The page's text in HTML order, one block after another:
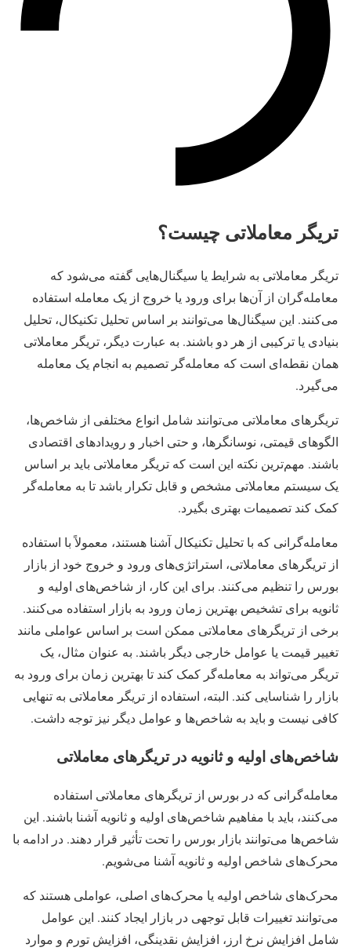
تریگر معاملاتی چیست؟
تریگر معاملاتی به شرایط یا سیگنال‌هایی گفته می‌شود که
معامله‌گران از آن‌ها برای ورود یا خروج از یک معامله استفاده
می‌کنند. این سیگنال‌ها می‌توانند بر اساس تحلیل تکنیکال، تحلیل
بنیادی یا ترکیبی از هر دو باشند. به عبارت دیگر، تریگر معاملاتی
همان نقطه‌ای است که معامله‌گر تصمیم به انجام یک معامله
می‌گیرد.
تریگرهای معاملاتی می‌توانند شامل انواع مختلفی از شاخص‌ها،
الگوهای قیمتی، نوسانگرها، و حتی اخبار و رویدادهای اقتصادی
باشند. مهم‌ترین نکته این است که تریگر معاملاتی باید بر اساس
یک سیستم معاملاتی مشخص و قابل تکرار باشد تا به معامله‌گر
کمک کند تصمیمات بهتری بگیرد.
معامله‌گرانی که با تحلیل تکنیکال آشنا هستند، معمولاً با استفاده
از تریگرهای معاملاتی، استراتژی‌های ورود و خروج خود از بازار
بورس را تنظیم می‌کنند. برای این کار، از شاخص‌های اولیه و
ثانویه برای تشخیص بهترین زمان ورود به بازار استفاده می‌کنند.
برخی از تریگرهای معاملاتی ممکن است بر اساس عواملی مانند
تغییر قیمت یا عوامل خارجی دیگر باشند. به عنوان مثال، یک
تریگر می‌تواند به معامله‌گر کمک کند تا بهترین زمان برای ورود به
بازار را شناسایی کند. البته، استفاده از تریگر معاملاتی به تنهایی
کافی نیست و باید به شاخص‌ها و عوامل دیگر نیز توجه داشت.
شاخص‌های اولیه و ثانویه در تریگرهای معاملاتی
معامله‌گرانی که در بورس از تریگرهای معاملاتی استفاده
می‌کنند، باید با مفاهیم شاخص‌های اولیه و ثانویه آشنا باشند. این
شاخص‌ها می‌توانند بازار بورس را تحت تأثیر قرار دهند. در ادامه با
محرک‌های شاخص اولیه و ثانویه آشنا می‌شویم.
محرک‌های شاخص اولیه یا محرک‌های اصلی، عواملی هستند که
می‌توانند تغییرات قابل توجهی در بازار ایجاد کنند. این عوامل
شامل افزایش نرخ ارز، افزایش نقدینگی، افزایش تورم و موارد